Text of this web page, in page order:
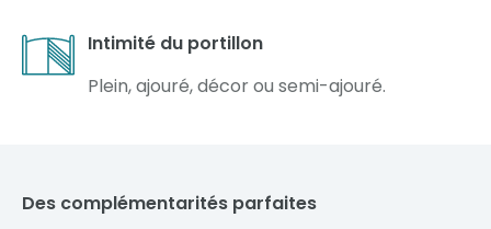
Intimité du portillon
Plein, ajouré, décor ou semi-ajouré.
Des complémentarités parfaites